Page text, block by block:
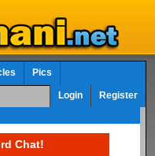
Pics
Login Register
Chat!